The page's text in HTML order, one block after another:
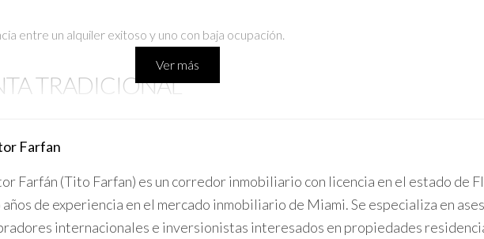
entre un alquiler exitoso y uno con baja ocupación.
TRADICIONAL
adicionales (limpieza, mantenimiento frecuente), el potencial económico es
todos los propietarios debido al tiempo y esfuerzo requeridos o regulaciones específicas
Ver más
Farfan
Farfán (Tito Farfan) es un corredor inmobiliario con licencia en el estado de
años de experiencia en el mercado inmobiliario de Miami. Se especializa en
internacionales e inversionistas interesados en propiedades